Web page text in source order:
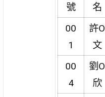
號
名
00
1
許O
文
00
4
劉O
欣